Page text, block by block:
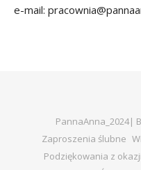
e-mail:
PannaAnna_2024|
Zaproszenia ślubne
Podziękowania z